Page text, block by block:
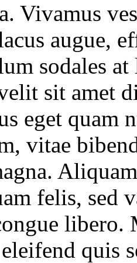
Vivamus
augue,
sodales
sit amet
eget quam
vitae
felis, sed
quis